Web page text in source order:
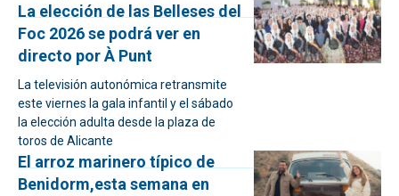
La elección de las Belleses del
Foc 2026 se podrá ver en
directo por À Punt
La televisión autonómica retransmite
este viernes la gala infantil y el sábado
la elección adulta desde la plaza de
toros de Alicante
El arroz marinero típico de
Benidorm,esta semana en